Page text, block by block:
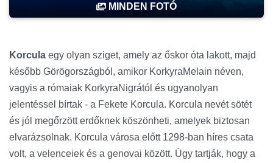
MINDEN FOTÓ
Korcula egy olyan sziget, amely az őskor óta lakott, majd
később Görögországból, amikor KorkyraMelain néven,
vagyis a rómaiak KorkyraNigrától és ugyanolyan
jelentéssel bírtak - a Fekete Korcula. Korcula nevét sötét
és jól megőrzött erdőknek köszönheti, amelyek biztosan
elvarázsolnak. Korcula városa előtt 1298-ban híres csata
volt, a velenceiek és a genovai között. Úgy tartják, hogy a